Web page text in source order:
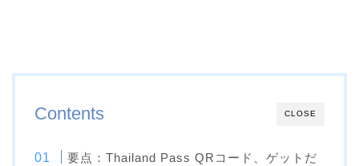
CLOSE
Contents
要点：Thailand Pass QRコード、ゲットだ